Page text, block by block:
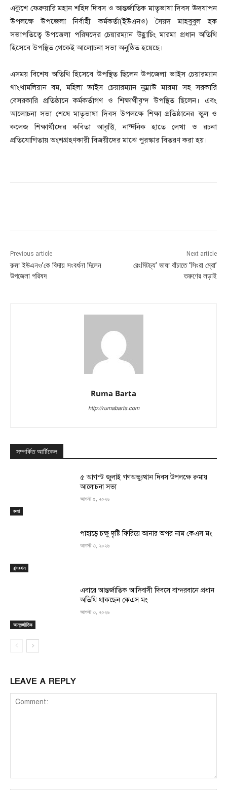
একুশে ফেব্রুয়ারি মহান শহিদ দিবস ও আন্তর্জাতিক মাতৃভাষা দিবস উদযাপন
উপলক্ষে উপজেলা নির্বাহী কর্মকর্তা(ইউএনও) সৈয়দ মাহবুবুল হক
সভাপতিত্বে উপজেলা পরিষদের চেয়ারম্যান উহ্লাচিং মারমা প্রধান অতিথি
হিসেবে উপস্থিত থেকেই আলোচনা সভা অনুষ্ঠিত হয়েছে।
এসময় বিশেষ অতিথি হিসেবে উপস্থিত ছিলেন উপজেলা ভাইস চেয়ারম্যান
থাংখামলিয়ান বম, মহিলা ভাইস চেয়ারম্যান নুম্রাউ মারমা সহ সরকারি
বেসরকারি প্রতিষ্ঠানে কর্মকর্তাগণ ও শিক্ষার্থীবৃন্দ উপস্থিত ছিলেন। এবং
আলোচনা সভা শেষে মাতৃভাষা দিবস উপলক্ষে শিক্ষা প্রতিষ্ঠানের স্কুল ও
কলেজ শিক্ষার্থীদের কবিতা আবৃত্তি, নান্দনিক হাতে লেখা ও রচনা
প্রতিযোগিতায় অংশগ্রহণকারী বিজয়ীদের মাঝে পুরস্কার বিতরণ করা হয়।
Previous article
রুমা ইউএনও’কে বিদায় সংবর্ধনা দিলেন
উপজেলা পরিষদ
Next article
রেংমিটচ্য’ ভাষা বাঁচাতে ‘সিংরা ম্রো’
তরুণের লড়াই
Ruma Barta
http://rumabarta.com
সম্পর্কিত আর্টিকেল
রুমা
৫ আগস্ট জুলাই গণঅভ্যুত্থান দিবস উপলক্ষে রুমায়
আলোচনা সভা
আগস্ট ৫, ২০২৬
বান্দরবান
পাহাড়ে চক্ষু দৃষ্টি ফিরিয়ে আনার অপর নাম কেএস মং
আগস্ট ৩, ২০২৬
আন্তর্জাতিক
এবারে আন্তর্জাতিক আদিবাসী দিবসে বান্দরবানে প্রধান
অতিথি থাকছেন কেএস মং
আগস্ট ৩, ২০২৬
LEAVE A REPLY